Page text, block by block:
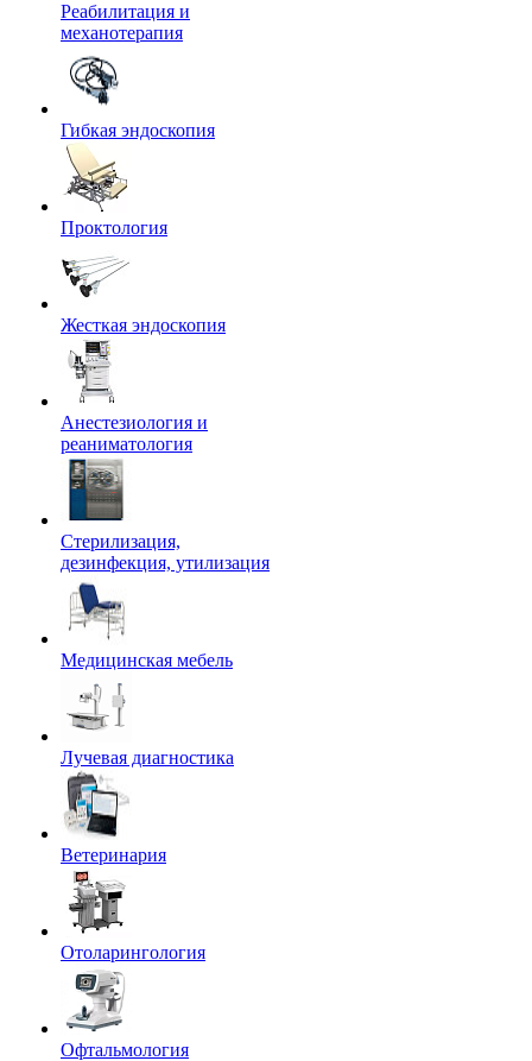
Реабилитация и
механотерапия
Гибкая эндоскопия
Проктология
Жесткая эндоскопия
Анестезиология и
реаниматология
Стерилизация,
дезинфекция, утилизация
Медицинская мебель
Лучевая диагностика
Ветеринария
Отоларингология
Офтальмология